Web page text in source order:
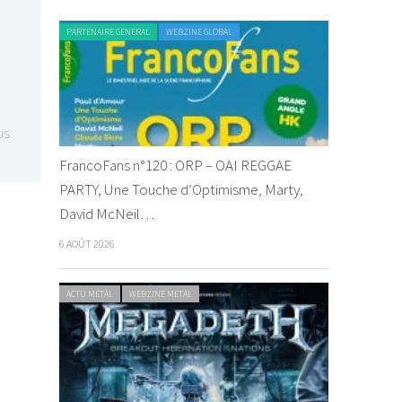
PARTENAIRE GENERAL WEBZINE GLOBAL
FrancoFans n°120 : ORP – OAI REGGAE
PARTY, Une Touche d’Optimisme, Marty,
David McNeil…
6 AOÛT 2026
ACTU METAL WEBZINE METAL